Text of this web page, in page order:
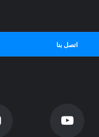
اتصل بنا